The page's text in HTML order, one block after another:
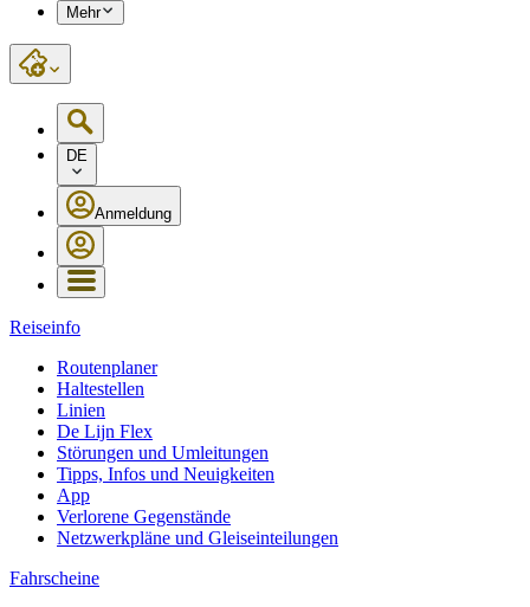
Mehr
DE
Anmeldung
Reiseinfo
Routenplaner
Haltestellen
Linien
De Lijn Flex
Störungen und Umleitungen
Tipps, Infos und Neuigkeiten
App
Verlorene Gegenstände
Netzwerkpläne und Gleiseinteilungen
Fahrscheine